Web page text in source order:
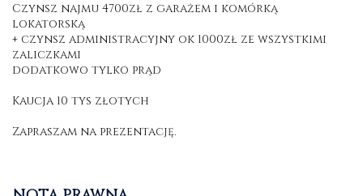
Czynsz najmu 4700zł z garażem i komórką
lokatorską
+ czynsz administracyjny ok 1000zł ze wszystkimi
zaliczkami
dodatkowo tylko prąd
Kaucja 10 tys złotych
Zapraszam na prezentację.